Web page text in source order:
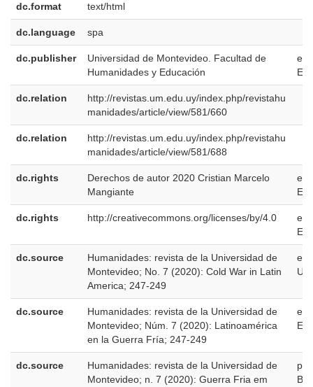
dc.format text/html
dc.language spa
dc.publisher
Universidad de Montevideo. Facultad de
Humanidades y Educación
es-
ES
dc.relation
http://revistas.um.edu.uy/index.php/revistahu
manidades/article/view/581/660
dc.relation
http://revistas.um.edu.uy/index.php/revistahu
manidades/article/view/581/688
dc.rights
Derechos de autor 2020 Cristian Marcelo
Mangiante
es-
ES
dc.rights http://creativecommons.org/licenses/by/4.0
es-
ES
dc.source
Humanidades: revista de la Universidad de
Montevideo; No. 7 (2020): Cold War in Latin
America; 247-249
en-
US
dc.source
Humanidades: revista de la Universidad de
Montevideo; Núm. 7 (2020): Latinoamérica
en la Guerra Fría; 247-249
es-
ES
dc.source
Humanidades: revista de la Universidad de
Montevideo; n. 7 (2020): Guerra Fria em
pt-
BR